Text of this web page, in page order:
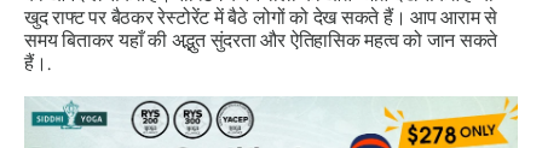
खुद राफ्ट पर बैठकर रेस्टोरेंट में बैठे लोगों को देख सकते हैं। आप आराम से
समय बिताकर यहाँ की अद्भुत सुंदरता और ऐतिहासिक महत्व को जान सकते
हैं।.